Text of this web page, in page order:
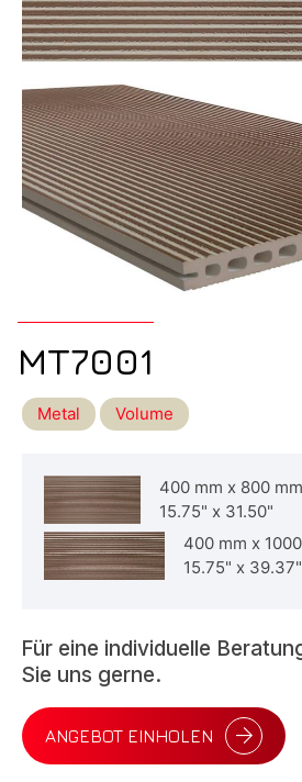
MT7001
Metal Volume
400 mm x 800 mm
15.75" x 31.50"
400 mm x
15.75" x 39.37"
Für eine individuelle
Sie uns gerne.
ANGEBOT EINHOLEN